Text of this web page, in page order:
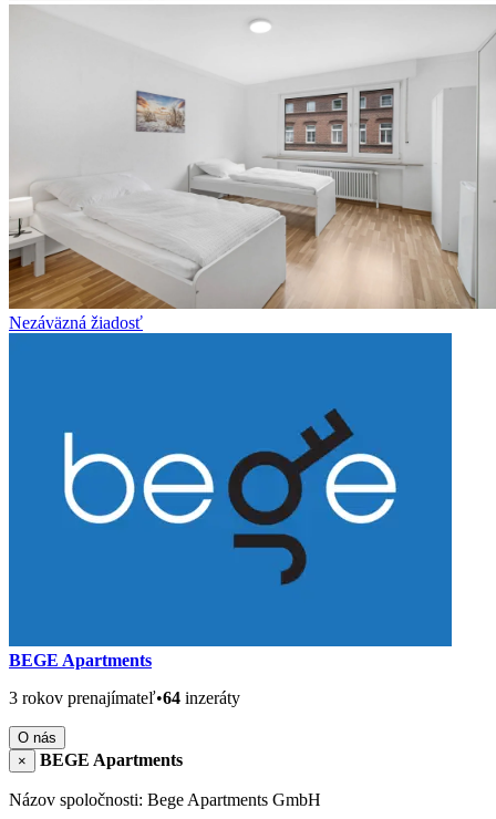
Nezáväzná žiadosť
BEGE Apartments
3 rokov prenajímateľ•64 inzeráty
O nás
×
BEGE Apartments
Názov spoločnosti: Bege Apartments GmbH